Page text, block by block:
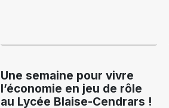
Une semaine pour vivre
l’économie en jeu de rôle
au Lycée Blaise-Cendrars !